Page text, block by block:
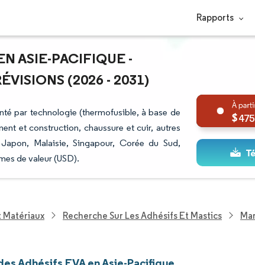
Rapports
ASIE-PACIFIQUE -
(2026 - 2031)
par technologie (thermofusible, à base de
et construction, chaussure et cuir, autres
Malaisie, Singapour, Corée du Sud,
de valeur (USD).
Matériaux Recherche Sur Les Adhésifs Et Mastics